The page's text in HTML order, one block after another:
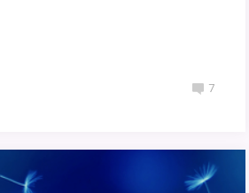
7